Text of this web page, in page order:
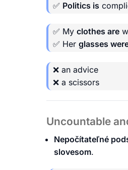
✅ Politics is
✅ My clothes are
✅ Her glasses
❌ an advice
❌ a scissors
Uncountable
Nepočítateľné
slovesom.